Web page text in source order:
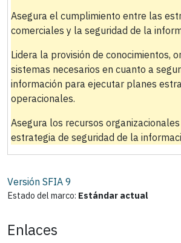
Asegura el cumplimiento entre las
comerciales y la seguridad de la
Lidera la provisión de conocimientos,
sistemas necesarios en cuanto a
información para ejecutar planes
operacionales.
Asegura los recursos
estrategia de seguridad de la
Versión SFIA 9
Estado del marco: Estándar actual
Enlaces